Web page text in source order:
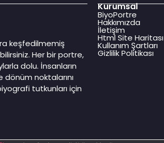
keşfedilmemiş
Her bir portre,
dolu. İnsanların
dönüm noktalarını
tutkunları için
Kurumsal
BiyoPortre
Hakkımızda
İletişim
Html Site Haritası
Kullanım Şartları
Gizlilik Politikası